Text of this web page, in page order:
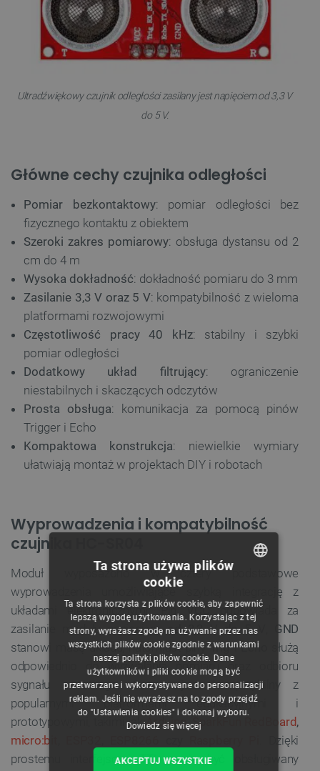
Ultradźwiękowy czujnik odległości zasilany jest napięciem od 3,3 V
do 5 V.
Główne cechy czujnika odległości
Pomiar bezkontaktowy: pomiar odległości bez
fizycznego kontaktu z obiektem
Szeroki zakres pomiarowy: obsługa dystansu od 2
cm do 4 m
Wysoka dokładność: dokładność pomiaru do 3 mm
Zasilanie 3,3 V oraz 5 V: kompatybilność z wieloma
platformami rozwojowymi
Częstotliwość pracy 40 kHz: stabilny i szybki
pomiar odległości
Dodatkowy układ filtrujący: ograniczenie
niestabilnych i skaczących odczytów
Prosta obsługa: komunikacja za pomocą pinów
Trigger i Echo
Kompaktowa konstrukcja: niewielkie wymiary
ułatwiają montaż w projektach DIY i robotach
Wyprowadzenia i kompatybilność
czujnika HC-SR04
Moduł wyposażono w cztery podstawowe
wyprowadzenia umożliwiające szybką integrację z
układami elektronicznymi. PinVCCodpowiada za
zasilanie modułu napięciemod 3,3 V do 5 V
GND
stanowi masę układu, natomiast pinyTrigiEcho
służą
odpowiednio do wyzwalania pomiaru oraz odbioru
sygnału zwrotnego. Sensor jest kompatybilny z
popularnymi platformami edukacyjnymi i
prototypowymi, takimi jakArduino,SparkFun RedBoard,
micro:bit
. Dzięki
prostemu interfejsowi TTL może być obsługiwany
CZECH
ENGLISH
GERMAN
Ta strona używa plików
cookie
Ta strona korzysta z plików cookie, aby zapewnić
lepszą wygodę użytkowania. Korzystając z tej
strony, wyrażasz zgodę na używanie przez nas
wszystkich plików cookie zgodnie z warunkami
naszej polityki plików cookie. Dane
użytkowników i pliki cookie mogą być
przetwarzane i wykorzystywane do personalizacji
reklam. Jeśli nie wyrażasz na to zgody przejdź
do "Ustawienia cookies" i dokonaj wyboru.
Dowiedz się więcej
AKCEPTUJ WSZYSTKIE